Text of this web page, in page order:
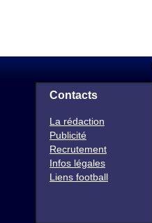
Contacts
La rédaction
Publicité
Recrutement
Infos légales
Liens football